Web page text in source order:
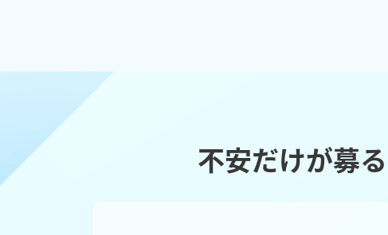
不安だけが募